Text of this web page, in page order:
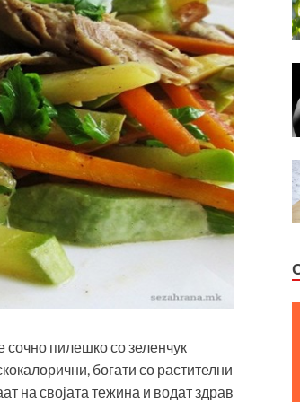
сочно пилешко со зеленчук
богати со растителни
на својата тежина и водат здрав